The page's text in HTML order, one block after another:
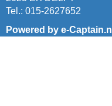
Tel.: 015-2627652
Powered by e-Captain.nl